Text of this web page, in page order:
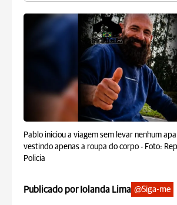
Pablo iniciou a viagem sem levar nenhum
vestindo apenas a roupa do corpo - Foto:
Policia
Publicado por Iolanda Lima @Siga-me